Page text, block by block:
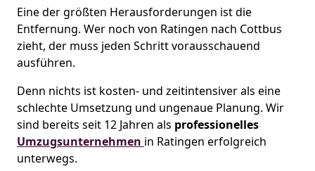
Eine der größten Herausforderungen ist die
Entfernung. Wer noch von Ratingen nach Cottbus
zieht, der muss jeden Schritt vorausschauend
ausführen.
Denn nichts ist kosten- und zeitintensiver als eine
schlechte Umsetzung und ungenaue Planung. Wir
sind bereits seit 12 Jahren als professionelles
Umzugsunternehmen in Ratingen erfolgreich
unterwegs.